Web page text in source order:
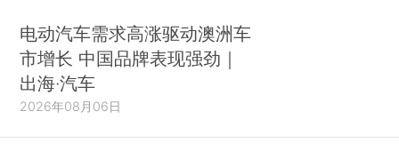
电动汽车需求高涨驱动澳洲车
市增长 中国品牌表现强劲｜
出海·汽车
2026年08月06日